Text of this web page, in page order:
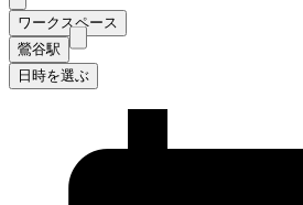
ワークスペース
鶯谷駅
日時を選ぶ